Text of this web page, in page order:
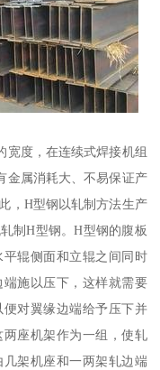
宽度，在连续式焊接机组
金属消耗大、不易保证产
，H型钢以轧制方法生产
制H型钢。H型钢的腹板
辊侧面和立辊之间同时
施以压下，这样就需要
对翼缘边端给予压下并
座机架作为一组，使轧
架机座和一两架轧边端